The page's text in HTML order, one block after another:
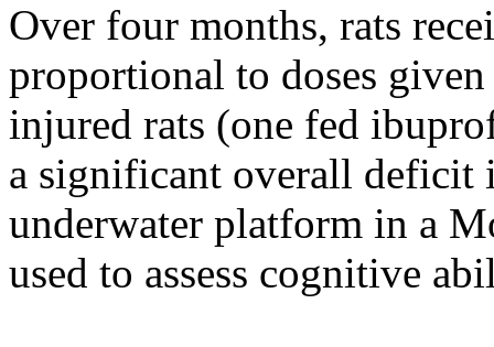
Over four months, rats
proportional to doses
injured rats (one fed
a significant overall deficit
underwater platform in a
used to assess cognitive